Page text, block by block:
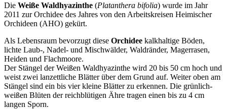
Die Weiße Waldhyazinthe (Platanthera bifolia) wurde im Jahr
2011 zur Orchidee des Jahres von den Arbeitskreisen Heimischer
Orchideen (AHO) gekürt.
Als Lebensraum bevorzugt diese Orchidee kalkhaltige Böden,
lichte Laub-, Nadel- und Mischwälder, Waldränder, Magerrasen,
Heiden und Flachmoore.
Der Stängel der Weißen Waldhyazinthe wird 20 bis 50 cm hoch und
weist zwei lanzettliche Blätter über dem Grund auf. Weiter oben am
Stängel sind ein bis vier kleine Blätter zu erkennen. Die grünlich-
weißen Blüten der reichblütigen Ähre tragen einen bis zu 4 cm
langen Sporn.